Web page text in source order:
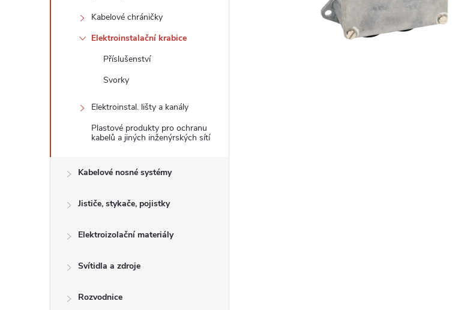
p
Kabelové chráničky
Elektroinstalační krabice
Příslušenství
Svorky
Elektroinstal. lišty a kanály
Plastové produkty pro ochranu
kabelů a jiných inženýrských sítí
Kabelové nosné systémy
Jističe, stykače, pojistky
Elektroizolační materiály
Svítidla a zdroje
Rozvodnice